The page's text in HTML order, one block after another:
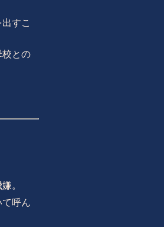
すこ
校との
。
呼ん